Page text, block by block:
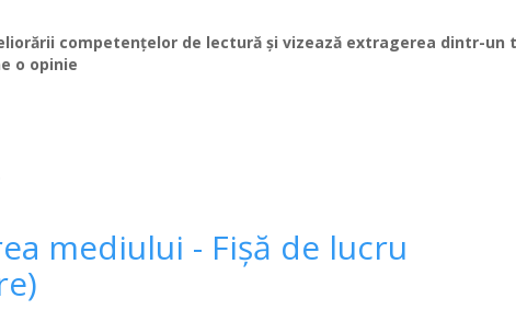
competenţelor de lectură şi vizează extragerea dintr-un
o opinie
mediului - Fișă de lucru